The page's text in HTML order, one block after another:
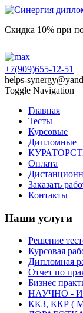
Скидка 10% при
+7(909)655-12-51
helps-
Toggle Navigation
Главная
Тесты
Курсовые
Дипломные
Оплата
Заказать
Контакты
Наши услуги
Решение
Курсовая
Дипломная
Отчет по
Бизнес
НАУЧНО -
ККЗ, ККР (